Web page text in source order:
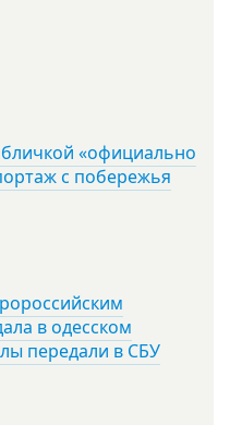
«официально
с побережья
в одесском
передали в СБУ